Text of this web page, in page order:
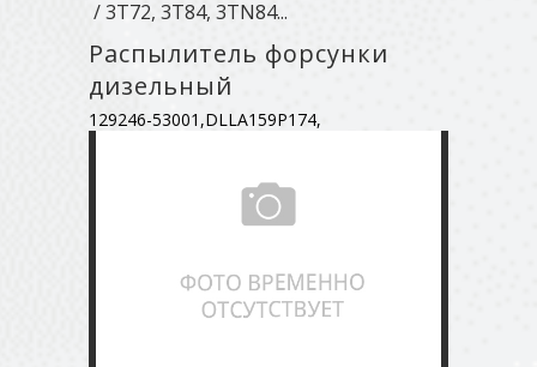
/3T72, 3T84, 3TN84...
Распылитель форсунки
дизельный
129246-53001,DLLA159P174,